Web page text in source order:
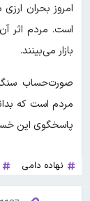
امروز بحران
است. مردم اثر
بازار می‌بینند.
صورت‌حساب
مردم است که
پاسخگوی این
نهاده دامی